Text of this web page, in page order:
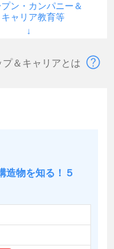
ン・カンパニー＆
キャリア教育等
＆キャリアとは
造物を知る！５